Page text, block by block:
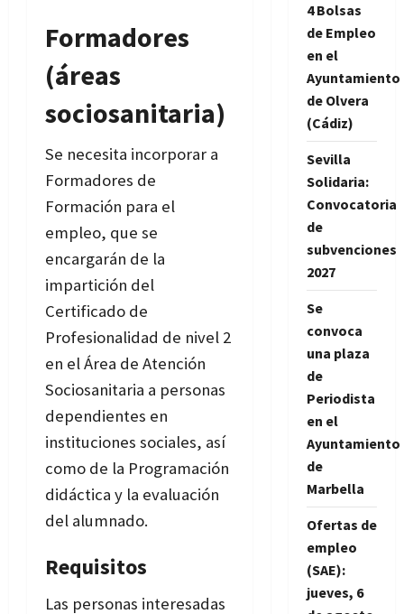
Formadores
(áreas
sociosanitaria)
Se necesita incorporar a
Formadores de
Formación para el
empleo, que se
encargarán de la
impartición del
Certificado de
Profesionalidad de nivel 2
en el Área de Atención
Sociosanitaria a personas
dependientes en
instituciones sociales, así
como de la Programación
didáctica y la evaluación
del alumnado.
Requisitos
Las personas interesadas
4 Bolsas
de Empleo
en el
Ayuntamiento
de Olvera
(Cádiz)
Sevilla
Solidaria:
Convocatoria
de
subvenciones
2027
Se
convoca
una plaza
de
Periodista
en el
Ayuntamiento
de
Marbella
Ofertas de
empleo
(SAE):
jueves, 6